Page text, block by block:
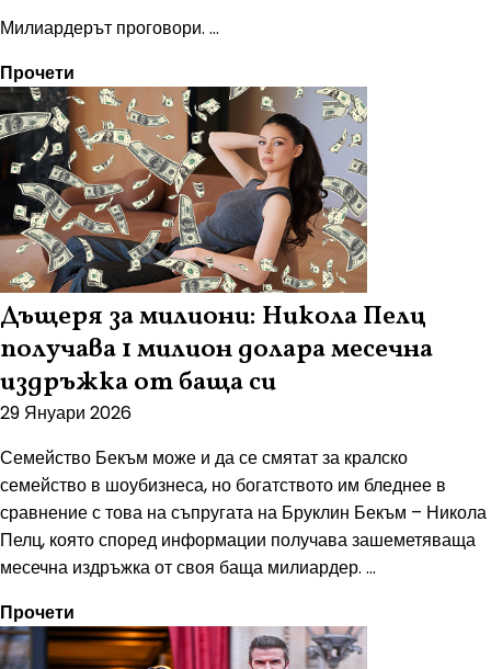
Милиардерът проговори. ...
Прочети
Дъщеря за милиони: Никола Пелц
получава 1 милион долара месечна
издръжка от баща си
29 Януари 2026
Семейство Бекъм може и да се смятат за кралско
семейство в шоубизнеса, но богатството им бледнее в
сравнение с това на съпругата на Бруклин Бекъм – Никола
Пелц, която според информации получава зашеметяваща
месечна издръжка от своя баща милиардер. ...
Прочети